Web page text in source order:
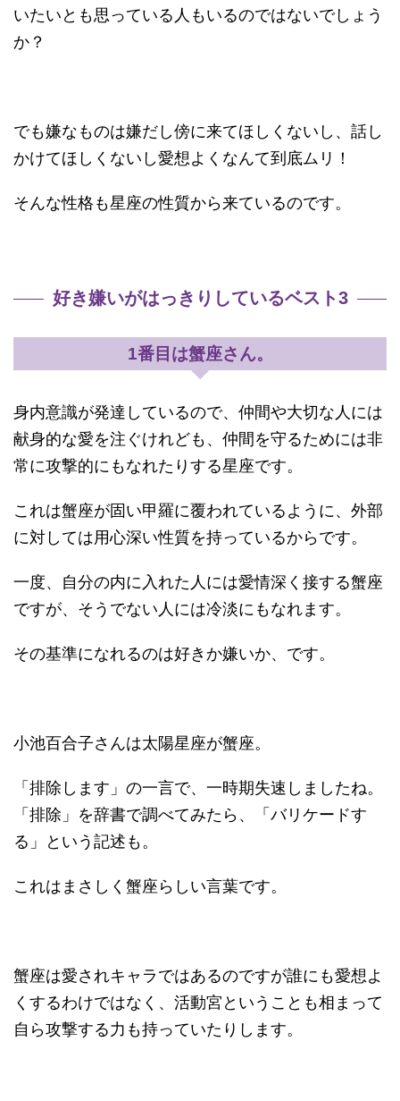
いたいとも思っている人もいるのではないでしょう
か？
でも嫌なものは嫌だし傍に来てほしくないし、話し
かけてほしくないし愛想よくなんて到底ムリ！
そんな性格も星座の性質から来ているのです。
好き嫌いがはっきりしているベスト3
1番目は蟹座さん。
身内意識が発達しているので、仲間や大切な人には
献身的な愛を注ぐけれども、仲間を守るためには非
常に攻撃的にもなれたりする星座です。
これは蟹座が固い甲羅に覆われているように、外部
に対しては用心深い性質を持っているからです。
一度、自分の内に入れた人には愛情深く接する蟹座
ですが、そうでない人には冷淡にもなれます。
その基準になれるのは好きか嫌いか、です。
小池百合子さんは太陽星座が蟹座。
「排除します」の一言で、一時期失速しましたね。
「排除」を辞書で調べてみたら、「バリケードす
る」という記述も。
これはまさしく蟹座らしい言葉です。
蟹座は愛されキャラではあるのですが誰にも愛想よ
くするわけではなく、活動宮ということも相まって
自ら攻撃する力も持っていたりします。